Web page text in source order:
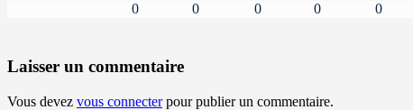
0
0 0 0 0
Laisser un commentaire
Vous devez vous connecterpour publier un commentaire.